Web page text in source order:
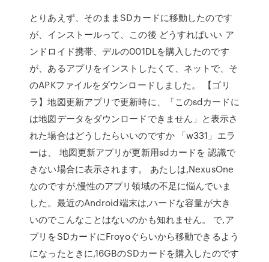
とりあえず、そのままSDカードに移動したのです
が、インストールって、この後 どうすればいい ア
ンドロイド携帯、デルの001DLを購入したのです
が、あるアプリをインストしたくて、ネットで、そ
のAPKファイルをダウンロードしました。 【ゴリ
ラ】地図更新アプリで更新時に、「このsdカードに
は地図データをダウンロードできません」と表示さ
れた場合はどうしたらいいのですか 「w331」エラ
ーは、 地図更新アプリが更新用sdカードを 認識で
きない場合に表示されます。 あたしは,NexusOne
なのですが,慢性のアプリ領域の不足に悩んでいま
した。最近のAndroid端末は,ハードな容量が大き
いのでこんなことはないのかも知れません。 で,ア
プリをSDカードにFroyoぐらいから移動できるよう
になったときに,16GBのSDカードを購入したのです